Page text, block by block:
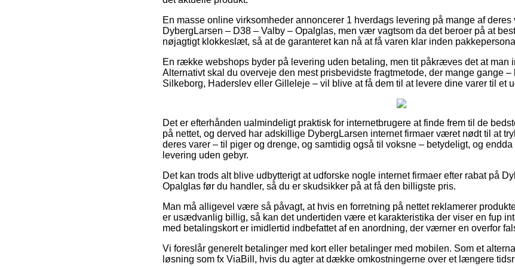
En masse online virksomheder annoncerer 1 hverdags levering på mange af deres
DybergLarsen – D38 – Valby – Opalglas, men vær vagtsom da det beroer på at
nøjagtigt klokkeslæt, så at de garanteret kan nå at få varen klar inden
En række webshops byder på levering uden betaling, men tit påkræves det at man
Alternativt skal du overveje den mest prisbevidste fragtmetode, der mange gange
Silkeborg, Haderslev eller Gilleleje – vil blive at få dem til at levere dine varer til et
Det er efterhånden ualmindeligt praktisk for internetbrugere at finde frem til de
på nettet, og derved har adskillige DybergLarsen internet firmaer været nødt til at
deres varer – til piger og drenge, og samtidig også til voksne – betydeligt, og
levering uden gebyr.
Det kan trods alt blive udbytterigt at udforske nogle internet firmaer efter rabat på
Opalglas før du handler, så du er skudsikker på at få den billigste pris.
Man må alligevel være så påvagt, at hvis en forretning på nettet reklamerer
er usædvanlig billig, så kan det undertiden være et karakteristika der viser en fup
med betalingskort er imidlertid indbefattet af en anordning, der værner en overfor
Vi foreslår generelt betalinger med kort eller betalinger med mobilen. Som et
løsning som fx ViaBill, hvis du agter at dække omkostningerne over et længere